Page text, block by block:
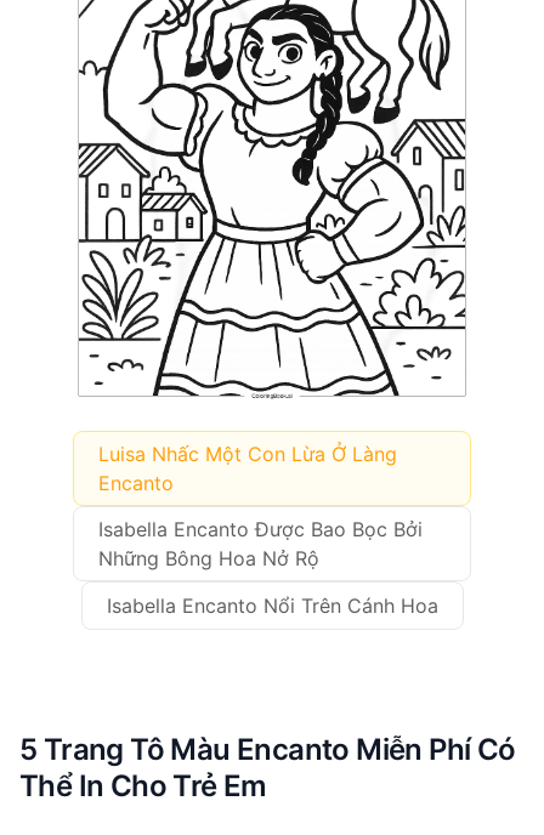
Luisa Nhấc Một Con Lừa Ở Làng
Encanto
Isabella Encanto Được Bao Bọc Bởi
Những Bông Hoa Nở Rộ
Isabella Encanto Nổi Trên Cánh Hoa
5 Trang Tô Màu Encanto Miễn Phí Có
Thể In Cho Trẻ Em